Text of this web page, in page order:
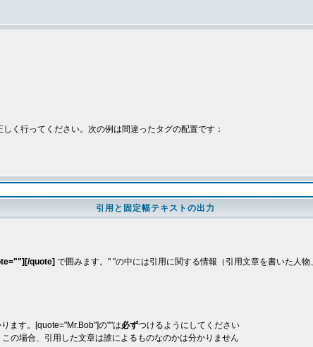
く行ってください。次の例は間違ったタグの配置です：
引用と固定幅テキストの出力
quote] で囲みます。" "の中には引用に関する情報（引用文章を書いた人
ます。[quote="Mr.Bob"]の""は必ずつけるようにしてください
の場合、引用した文章は誰によるものなのかは分かりません